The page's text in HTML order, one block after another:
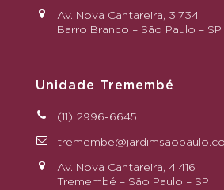
Av. Nova Cantareira, 3.734
Barro Branco – São Paulo – SP
Unidade Tremembé
(11) 2996-6645
Av. Nova Cantareira, 4.416
Tremembé – São Paulo – SP